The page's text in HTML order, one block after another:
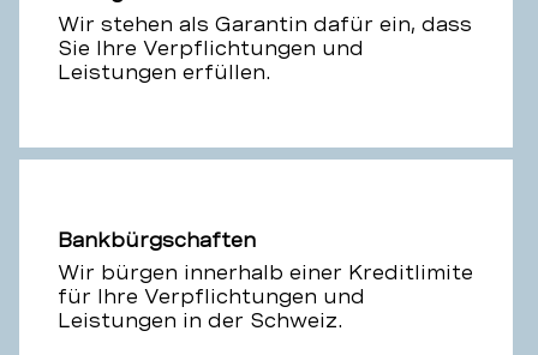
Wir stehen als Garantin dafür ein, dass
Sie Ihre Verpflichtungen und
Leistungen erfüllen.
Bankbürgschaften
Wir bürgen innerhalb einer Kreditlimite
für Ihre Verpflichtungen und
Leistungen in der Schweiz.